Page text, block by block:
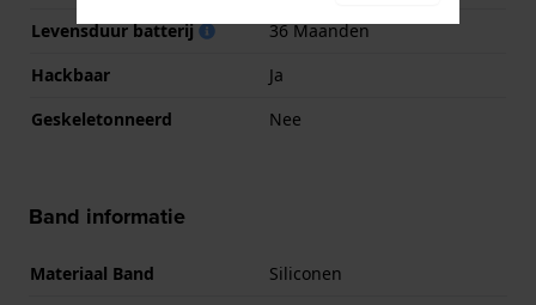
Levensduur batterij
36 Maanden
Hackbaar
Ja
Geskeletonneerd
Nee
Band informatie
Materiaal Band
Siliconen